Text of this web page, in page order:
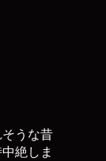
うな昔
絶しま